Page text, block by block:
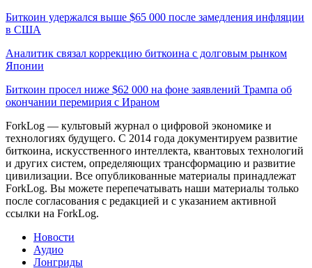
Биткоин удержался выше $65 000 после замедления инфляции
в США
Аналитик связал коррекцию биткоина с долговым рынком
Японии
Биткоин просел ниже $62 000 на фоне заявлений Трампа об
окончании перемирия с Ираном
ForkLog — культовый журнал о цифровой экономике и
технологиях будущего. С 2014 года документируем развитие
биткоина, искусственного интеллекта, квантовых технологий
и других систем, определяющих трансформацию и развитие
цивилизации. Все опубликованные материалы принадлежат
ForkLog. Вы можете перепечатывать наши материалы только
после согласования с редакцией и с указанием активной
ссылки на ForkLog.
Новости
Аудио
Лонгриды